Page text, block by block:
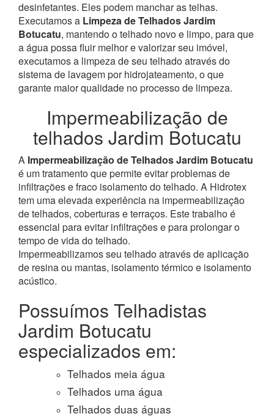
desinfetantes. Eles podem manchar as telhas.
Executamos a Limpeza de Telhados Jardim
Botucatu, mantendo o telhado novo e limpo, para que
a água possa fluir melhor e valorizar seu imóvel,
executamos a limpeza de seu telhado através do
sistema de lavagem por hidrojateamento, o que
garante maior qualidade no processo de limpeza.
Impermeabilização de
telhados Jardim Botucatu
A Impermeabilização de Telhados Jardim Botucatu
é um tratamento que permite evitar problemas de
infiltrações e fraco isolamento do telhado. A Hidrotex
tem uma elevada experiência na impermeabilização
de telhados, coberturas e terraços. Este trabalho é
essencial para evitar infiltrações e para prolongar o
tempo de vida do telhado.
Impermeabilizamos seu telhado através de aplicação
de resina ou mantas, isolamento térmico e isolamento
acústico.
Possuímos Telhadistas
Jardim Botucatu
especializados em:
Telhados meia água
Telhados uma água
Telhados duas águas